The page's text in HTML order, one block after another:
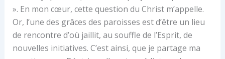
». En mon cœur, cette question du Christ m’appelle.
Or, l’une des grâces des paroisses est d’être un lieu
de rencontre d’où jaillit, au souffle de l’Esprit, de
nouvelles initiatives. C’est ainsi, que je partage ma